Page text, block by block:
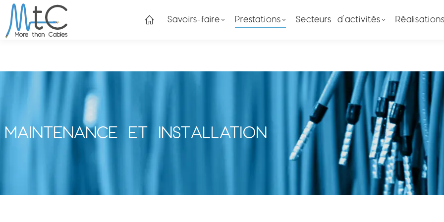
Savoirs-faire Prestations Secteurs d’activités Réalisations
MAINTENANCE ET INSTALLATION